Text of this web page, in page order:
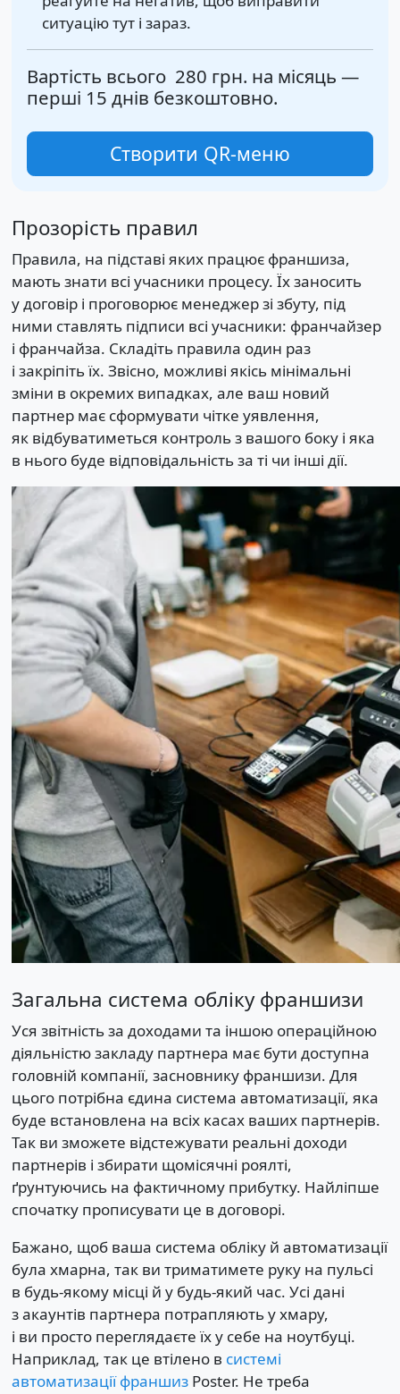
ситуацію тут і зараз.
Вартість всього 280 грн. на місяць —
перші 15 днів безкоштовно.
Створити QR-меню
Прозорість правил
Правила, на підставі яких працює франшиза,
мають знати всі учасники процесу. Їх заносить
у договір і проговорює менеджер зі збуту, під
ними ставлять підписи всі учасники: франчайзер
і франчайза. Складіть правила один раз
і закріпіть їх. Звісно, можливі якісь мінімальні
зміни в окремих випадках, але ваш новий
партнер має сформувати чітке уявлення,
як відбуватиметься контроль з вашого боку і яка
в нього буде відповідальність за ті чи інші дії.
Загальна система обліку франшизи
Уся звітність за доходами та іншою операційною
діяльністю закладу партнера має бути доступна
головній компанії, засновнику франшизи. Для
цього потрібна єдина система автоматизації, яка
буде встановлена на всіх касах ваших партнерів.
Так ви зможете відстежувати реальні доходи
партнерів і збирати щомісячні роялті,
ґрунтуючись на фактичному прибутку. Найліпше
спочатку прописувати це в договорі.
Бажано, щоб ваша система обліку й автоматизації
була хмарна, так ви триматимете руку на пульсі
в будь-якому місці й у будь-який час. Усі дані
з акаунтів партнера потрапляють у хмару,
і ви просто переглядаєте їх у себе на ноутбуці.
Наприклад, так це втілено в системі
автоматизації франшизPoster. Не треба